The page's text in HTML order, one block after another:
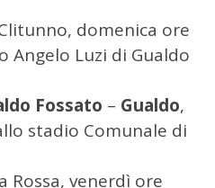
domenica ore
Angelo Luzi di Gualdo
Fossato – Gualdo,
stadio Comunale di
Rossa, venerdì ore